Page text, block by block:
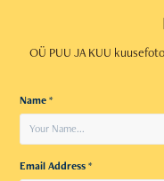
OÜ PUU JA KUU
Name *
Email Address *